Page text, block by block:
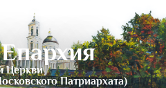
Церкви
Патриархата)